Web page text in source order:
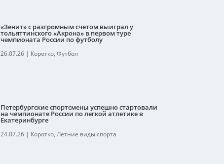
«Зенит» с разгромным счетом выиграл у
тольяттинского «Акрона» в первом туре
чемпионата России по футболу
26.07.26| Коротко, Футбол
Петербургские спортсмены успешно стартовали
на чемпионате России по легкой атлетике в
Екатеринбурге
24.07.26| Коротко, Летние виды спорта